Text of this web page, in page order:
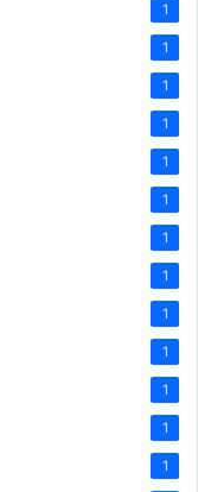
1
1
1
1
1
1
1
1
1
1
1
1
1